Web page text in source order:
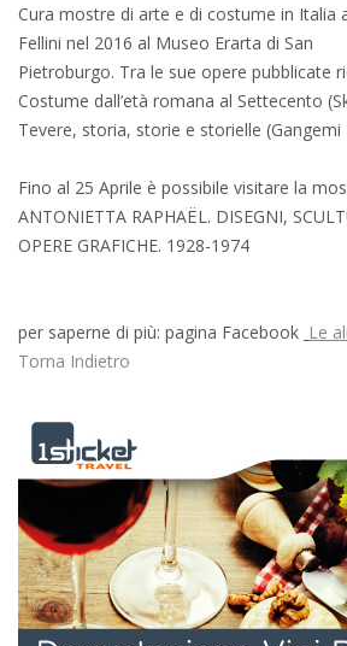
Cura mostre di arte e di costume in Italia
Fellini nel 2016 al Museo Erarta di San
Pietroburgo. Tra le sue opere pubblicate
Costume dall’età romana al Settecento
Tevere, storia, storie e storielle (Gangemi
Fino al 25 Aprile è possibile visitare la
ANTONIETTA RAPHAËL. DISEGNI,
OPERE GRAFICHE. 1928-1974
per saperne di più: pagina Facebook Le
Torna Indietro